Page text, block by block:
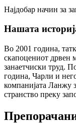
Најдобар начин за
Нашата
Во 2001 година,
скапоцениот дрвен
занаетчиски труд.
година, Чарли и
компанијата Ланжу
странство преку